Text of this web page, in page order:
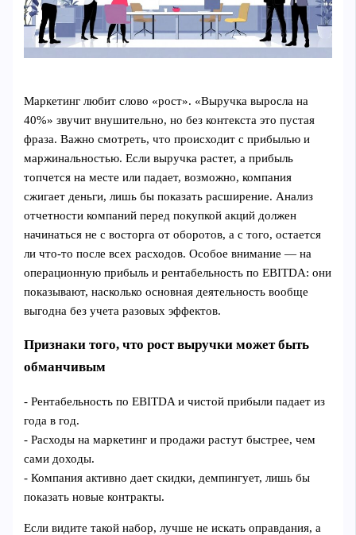
Маркетинг любит слово «рост». «Выручка выросла на
40%» звучит внушительно, но без контекста это пустая
фраза. Важно смотреть, что происходит с прибылью и
маржинальностью. Если выручка растет, а прибыль
топчется на месте или падает, возможно, компания
сжигает деньги, лишь бы показать расширение. Анализ
отчетности компаний перед покупкой акций должен
начинаться не с восторга от оборотов, а с того, остается
ли что-то после всех расходов. Особое внимание — на
операционную прибыль и рентабельность по EBITDA: они
показывают, насколько основная деятельность вообще
выгодна без учета разовых эффектов.
Признаки того, что рост выручки может быть
обманчивым
- Рентабельность по EBITDA и чистой прибыли падает из
года в год.
- Расходы на маркетинг и продажи растут быстрее, чем
сами доходы.
- Компания активно дает скидки, демпингует, лишь бы
показать новые контракты.
Если видите такой набор, лучше не искать оправдания, а